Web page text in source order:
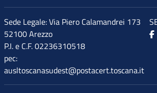
Sede Legale: Via Piero Calamandrei 173
52100 Arezzo
P.I. e C.F. 02236310518
pec:
ausltoscanasudest@postacert.toscana.it